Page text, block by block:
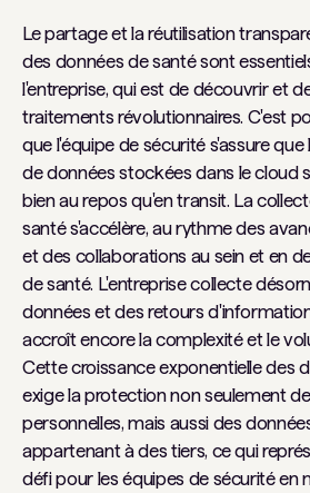
Le partage et la réutilisation
des données de santé sont
l'entreprise, qui est de découvrir et
traitements révolutionnaires. C'est
que l'équipe de sécurité s'assure
de données stockées dans le cloud
bien au repos qu'en transit. La
santé s'accélère, au rythme des
et des collaborations au sein et en
de santé. L'entreprise collecte
données et des retours
accroît encore la complexité et le
Cette croissance exponentielle des
exige la protection non seulement
personnelles, mais aussi des
appartenant à des tiers, ce qui
défi pour les équipes de sécurité en